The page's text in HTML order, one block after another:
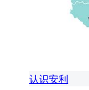
认识安利